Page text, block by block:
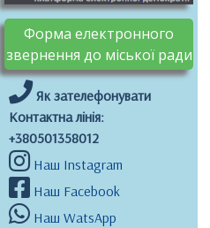
Форма електронного
звернення до міської ради
Як зателефонувати
Контактна лінія:
+380501358012
Наш Instagram
Наш Facebook
Наш WatsApp